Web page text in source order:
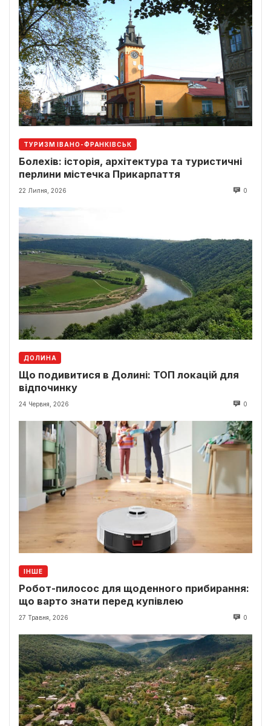
ТУРИЗМ ІВАНО-ФРАНКІВСЬК
Болехів: історія, архітектура та туристичні
перлини містечка Прикарпаття
22 Липня, 2026 0
ДОЛИНА
Що подивитися в Долині: ТОП локацій для
відпочинку
24 Червня, 2026 0
ІНШЕ
Робот-пилосос для щоденного прибирання:
що варто знати перед купівлею
27 Травня, 2026 0